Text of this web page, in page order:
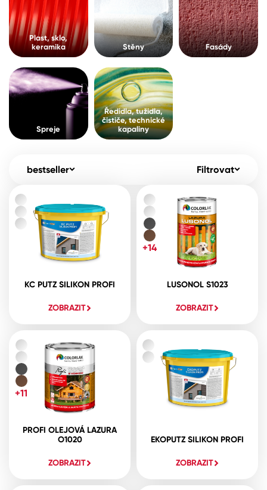
Pro akcionáře O společnosti
Kontakty
B2B +420 800 145 555
Česko
Slovensko Polsko
Spreje
Ředidla, tužidla, čističe, technické
kapaliny
Plast, sklo,
keramika
Stěny Fasády
Spreje
Ředidla, tužidla,
čističe, technické
kapaliny
bestseller Filtrovat
KC PUTZ SILIKON PROFI
ZOBRAZIT
LUSONOL S1023
ZOBRAZIT
+14
PROFI OLEJOVÁ LAZURA
O1020
ZOBRAZIT
+11
EKOPUTZ SILIKON PROFI
ZOBRAZIT